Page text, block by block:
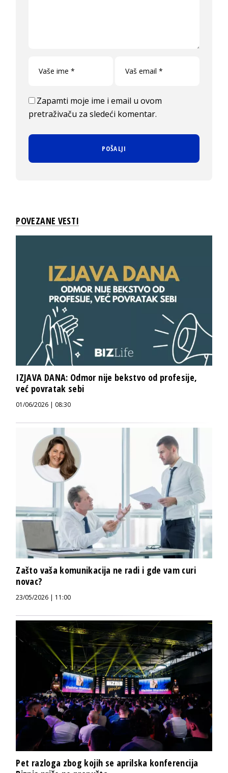
Zapamti moje ime i email u ovom
pretraživaču za sledeći komentar.
POVEZANE VESTI
IZJAVA DANA: Odmor nije bekstvo od profesije,
već povratak sebi
01/06/2026 | 08:30
Zašto vaša komunikacija ne radi i gde vam curi
novac?
23/05/2026 | 11:00
Pet razloga zbog kojih se aprilska konferencija